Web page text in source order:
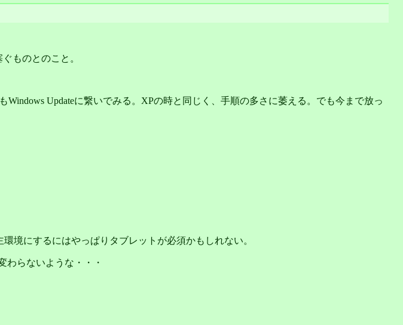
ものとのこと。
Updateに繋いでみる。XPの時と同じく、手順の多さに萎える。でも今まで放っ
境にするにはやっぱりタブレットが必須かもしれない。
わらないような・・・